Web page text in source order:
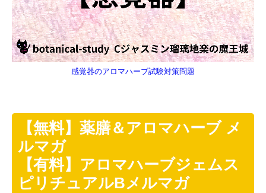
感覚器のアロマハーブ試験対策問題
【無料】薬膳＆アロマハーブ メ
ルマガ
【有料】アロマハーブジェムス
ピリチュアルBメルマガ